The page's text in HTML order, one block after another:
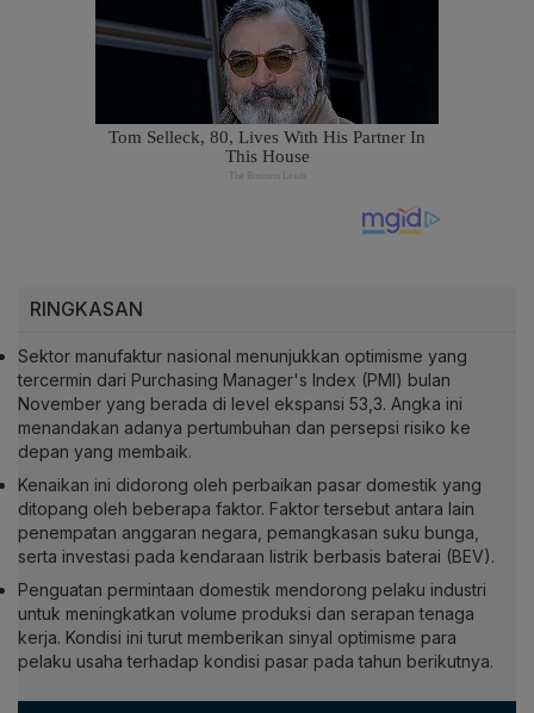
RINGKASAN
Sektor manufaktur nasional menunjukkan optimisme yang
tercermin dari Purchasing Manager's Index (PMI) bulan
November yang berada di level ekspansi 53,3. Angka ini
menandakan adanya pertumbuhan dan persepsi risiko ke
depan yang membaik.
Kenaikan ini didorong oleh perbaikan pasar domestik yang
ditopang oleh beberapa faktor. Faktor tersebut antara lain
penempatan anggaran negara, pemangkasan suku bunga,
serta investasi pada kendaraan listrik berbasis baterai (BEV).
Penguatan permintaan domestik mendorong pelaku industri
untuk meningkatkan volume produksi dan serapan tenaga
kerja. Kondisi ini turut memberikan sinyal optimisme para
pelaku usaha terhadap kondisi pasar pada tahun berikutnya.